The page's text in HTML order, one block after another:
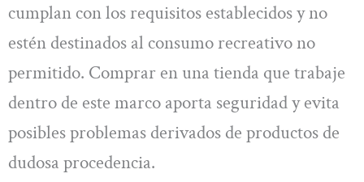
cumplan con los requisitos establecidos y no
estén destinados al consumo recreativo no
permitido. Comprar en una tienda que trabaje
dentro de este marco aporta seguridad y evita
posibles problemas derivados de productos de
dudosa procedencia.